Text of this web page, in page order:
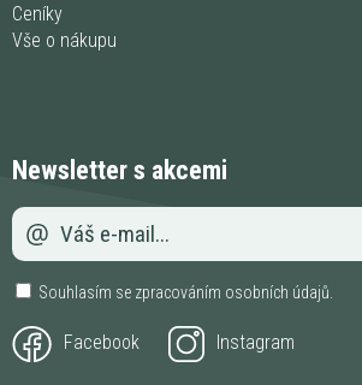
Ceníky
Vše o nákupu
Newsletter s akcemi
Souhlasím se zpracováním osobních údajů.
Facebook Instagram